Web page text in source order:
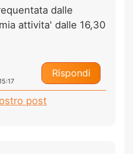
dalle
attivita' dalle 16,30
Rispondi
post